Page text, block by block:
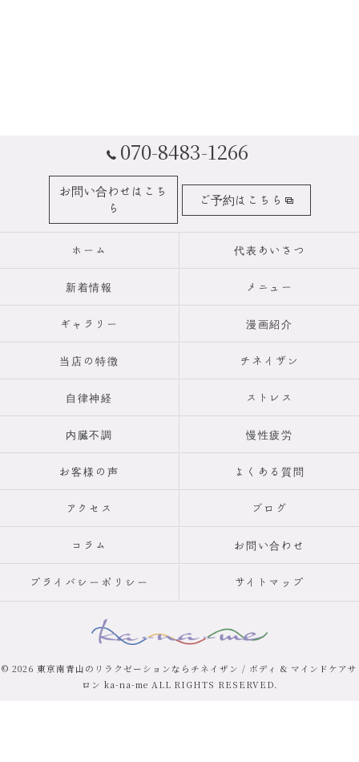
070-8483-1266
お問い合わせはこち
ら
ご予約はこちら
ホーム 代表あいさつ
新着情報 メニュー
ギャラリー 漫画紹介
当店の特徴 チネイザン
自律神経 ストレス
内臓不調 慢性疲労
お客様の声 よくある質問
アクセス ブログ
コラム お問い合わせ
プライバシーポリシー サイトマップ
© 2026 東京南青山のリラクゼーションならチネイザン / ボディ & マインドケアサ
ロン ka-na-me ALL RIGHTS RESERVED.